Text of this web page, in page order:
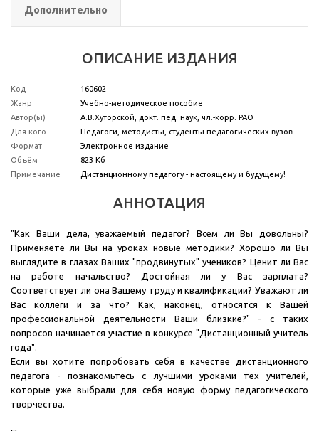
Дополнительно
ОПИСАНИЕ ИЗДАНИЯ
Код
160602
Жанр
Учебно-методическое пособие
Автор(ы)
А.В.Хуторской, докт. пед. наук, чл.-корр. РАО
Для кого
Педагоги, методисты, студенты педагогических вузов
Формат
Электронное издание
Объём
823 Кб
Примечание
Дистанционному педагогу - настоящему и будущему!
АННОТАЦИЯ
"Как Ваши дела, уважаемый педагог? Всем ли Вы довольны?
Применяете ли Вы на уроках новые методики? Хорошо ли Вы
выглядите в глазах Ваших "продвинутых" учеников? Ценит ли Вас
на работе начальство? Достойная ли у Вас зарплата?
Соответствует ли она Вашему труду и квалификации? Уважают ли
Вас коллеги и за что? Как, наконец, относятся к Вашей
профессиональной деятельности Ваши близкие?" - с таких
вопросов начинается участие в конкурсе "Дистанционный учитель
года".
Если вы хотите попробовать себя в качестве дистанционного
педагога - познакомьтесь с лучшими уроками тех учителей,
которые уже выбрали для себя новую форму педагогического
творчества.